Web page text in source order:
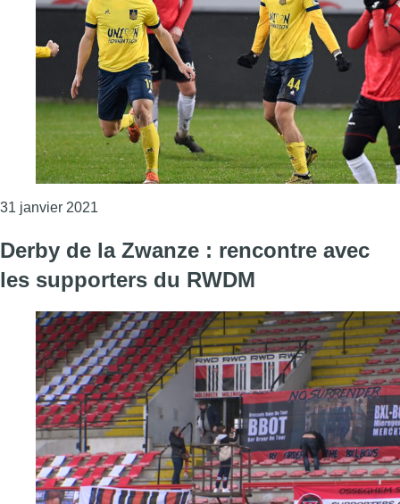
31 janvier 2021
Derby de la Zwanze : rencontre avec
les supporters du RWDM